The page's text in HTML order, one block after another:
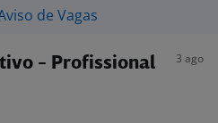
de Vagas
- Profissional
3 ago